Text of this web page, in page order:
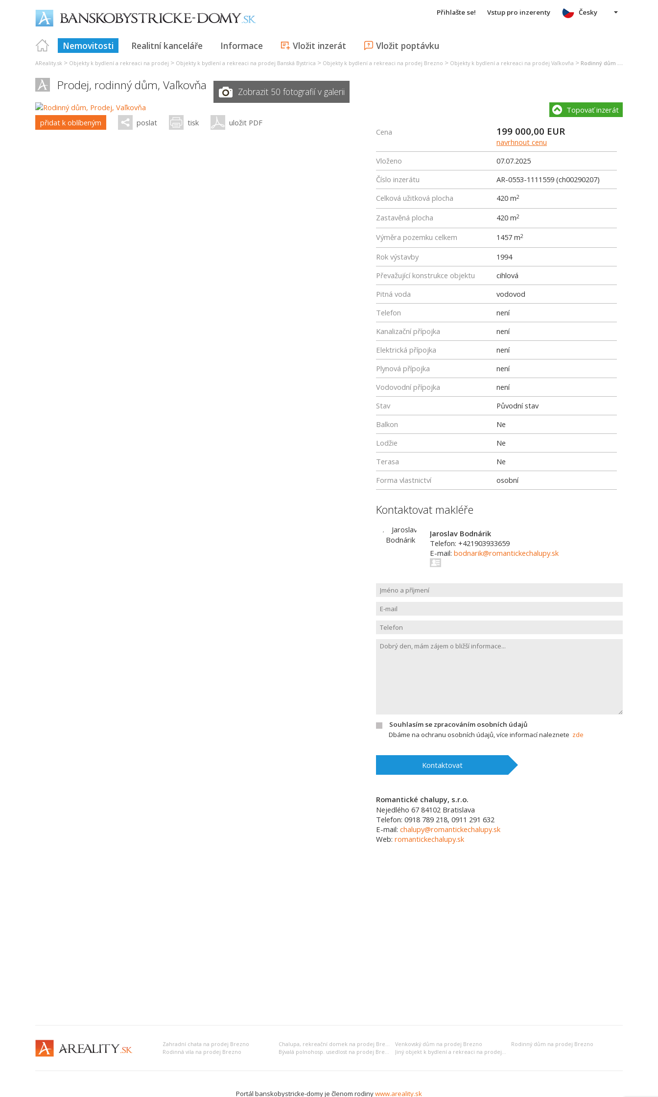
Přihlašte se! Vstup pro inzerenty
Nemovitosti Realitní kanceláře Informace Vložit inzerát Vložit poptávku
Česky
AReality.sk > Objekty k bydlení a rekreaci na prodej > Objekty k bydlení a rekreaci na prodej Banská Bystrica > Objekty k bydlení a rekreaci na prodej Brezno > Objekty k bydlení a rekreaci na prodej Vaľkovňa > Rodinný dům na prodej Vaľkovňa
Prodej, rodinný dům, Vaľkovňa Zobrazit 50 fotografií v galerii
přidat k oblíbeným poslat tisk uložit PDF
Topovať inzerát
Cena 199 000,00 EUR
navrhnout cenu
Vloženo
07.07.2025
Číslo inzerátu
AR-0553-1111559 (ch00290207)
Celková užitková plocha
420 m2
Zastavěná plocha 420 m2
Výměra pozemku celkem 1457 m2
Rok výstavby
1994
Převažující konstrukce objektu
cihlová
Pitná voda
vodovod
Telefon
není
Kanalizační přípojka
není
Elektrická přípojka
není
Plynová přípojka
není
Vodovodní přípojka
není
Stav
Původní stav
Balkon
Ne
Lodžie
Ne
Terasa
Ne
Forma vlastnictví
osobní
Kontaktovat makléře
Jaroslav Bodnárik
Telefon: +421903933659
E-mail: bodnarik@romantickechalupy.sk
Souhlasím se zpracováním osobních údajů
Dbáme na ochranu osobních údajů, více informací naleznete zde
Kontaktovat
Romantické chalupy, s.r.o.
Nejedlého 67 84102 Bratislava
Telefon: 0918 789 218, 0911 291 632
E-mail: chalupy@romantickechalupy.sk
Web: romantickechalupy.sk
Zahradní chata na prodej Brezno Chalupa, rekreační domek na prodej Brezno Venkovský dům na prodej Brezno
Rodinný dům na prodej Brezno
Rodinná vila na prodej Brezno
Bývalá polnohosp. usedlost na prodej Brezno Jiný objekt k bydlení a rekreaci na prodej Brezno
Portál banskobystricke-domy je členom rodinywww.areality.sk